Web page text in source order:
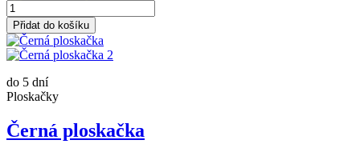
Přidat do košíku
do 5 dní
Ploskačky
Černá ploskačka